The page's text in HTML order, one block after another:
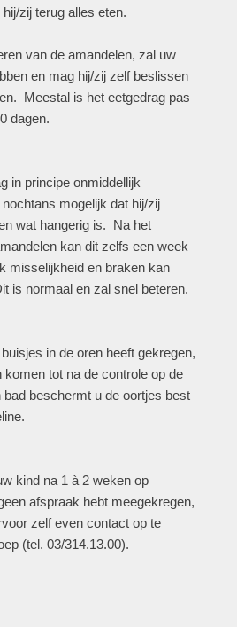
zij terug alles eten.
van de amandelen, zal uw
en mag hij/zij zelf beslissen
Meestal is het eetgedrag pas
dagen.
in principe onmiddellijk
mogelijk dat hij/zij
wat hangerig is. Na het
kan dit zelfs een week
misselijkheid en braken kan
is normaal en zal snel beteren.
in de oren heeft gekregen,
komen tot na de controle op de
beschermt u de oortjes best
kind na 1 à 2 weken op
afspraak hebt meegekregen,
zelf even contact op te
(tel. 03/314.13.00).